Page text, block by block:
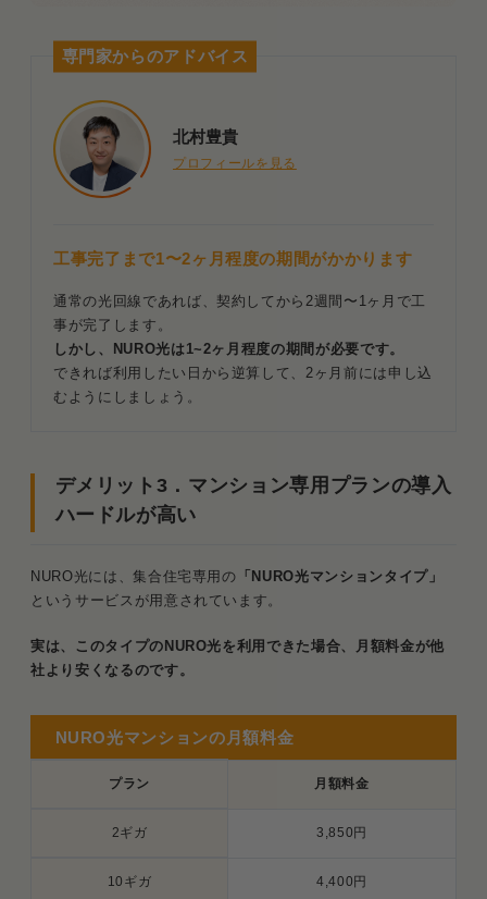
専門家からのアドバイス
北村豊貴
プロフィールを見る
工事完了まで1〜2ヶ月程度の期間がかかります
通常の光回線であれば、契約してから2週間〜1ヶ月で工
事が完了します。
しかし、NURO光は1~2ヶ月程度の期間が必要です。
できれば利用したい日から逆算して、2ヶ月前には申し込
むようにしましょう。
デメリット3．マンション専用プランの導入
ハードルが高い
NURO光には、集合住宅専用の 「NURO光マンションタイプ」
というサービスが用意されています。
実は、このタイプのNURO光を利用できた場合、月額料金が他
社より安くなるのです。
プラン 月額料金
2ギガ 3,850円
10ギガ 4,400円
NURO光マンションの月額料金